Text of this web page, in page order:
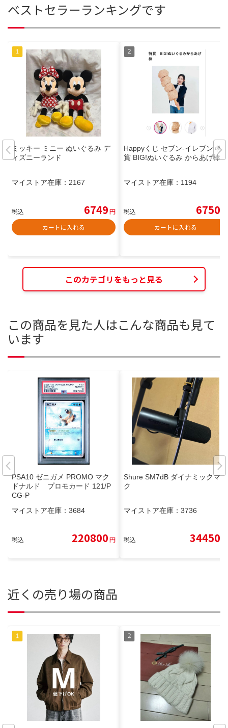
ベストセラーランキングです
ミッキー ミニー ぬいぐるみ デ
ィズニーランド
マイストア在庫： 2167
税込 6749円
カートに入れる
Happyくじ セブン-イレブン 特
賞 BIG!ぬいぐるみ からあげ棒
マイストア在庫： 1194
税込 6750
カートに入れる
このカテゴリをもっと見る
この商品を見た人はこんな商品も見て
います
PSA10 ゼニガメ PROMO マク
ドナルド プロモカード 121/P
CG-P
マイストア在庫： 3684
税込 220800円
Shure SM7dB ダイナミックマイ
ク
マイストア在庫： 3736
税込 34450
近くの売り場の商品